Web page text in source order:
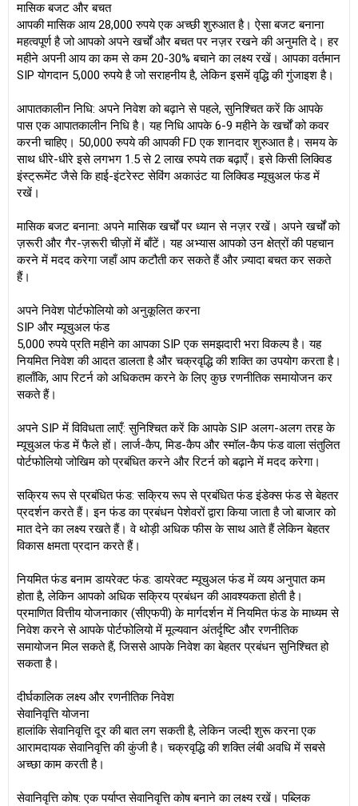
मासिक बजट और बचत
आपकी मासिक आय 28,000 रुपये एक अच्छी शुरुआत है। ऐसा बजट बनाना
महत्वपूर्ण है जो आपको अपने खर्चों और बचत पर नज़र रखने की अनुमति दे। हर
महीने अपनी आय का कम से कम 20-30% बचाने का लक्ष्य रखें। आपका वर्तमान
SIP योगदान 5,000 रुपये है जो सराहनीय है, लेकिन इसमें वृद्धि की गुंजाइश है।
आपातकालीन निधि: अपने निवेश को बढ़ाने से पहले, सुनिश्चित करें कि आपके
पास एक आपातकालीन निधि है। यह निधि आपके 6-9 महीने के खर्चों को कवर
करनी चाहिए। 50,000 रुपये की आपकी FD एक शानदार शुरुआत है। समय के
साथ धीरे-धीरे इसे लगभग 1.5 से 2 लाख रुपये तक बढ़ाएँ। इसे किसी लिक्विड
इंस्ट्रूमेंट जैसे कि हाई-इंटरेस्ट सेविंग अकाउंट या लिक्विड म्यूचुअल फंड में
रखें।
मासिक बजट बनाना: अपने मासिक खर्चों पर ध्यान से नज़र रखें। अपने खर्चों को
ज़रूरी और गैर-ज़रूरी चीज़ों में बाँटें। यह अभ्यास आपको उन क्षेत्रों की पहचान
करने में मदद करेगा जहाँ आप कटौती कर सकते हैं और ज़्यादा बचत कर सकते
हैं।
अपने निवेश पोर्टफोलियो को अनुकूलित करना
SIP और म्यूचुअल फंड
5,000 रुपये प्रति महीने का आपका SIP एक समझदारी भरा विकल्प है। यह
नियमित निवेश की आदत डालता है और चक्रवृद्धि की शक्ति का उपयोग करता है।
हालाँकि, आप रिटर्न को अधिकतम करने के लिए कुछ रणनीतिक समायोजन कर
सकते हैं।
अपने SIP में विविधता लाएँ: सुनिश्चित करें कि आपके SIP अलग-अलग तरह के
म्यूचुअल फंड में फैले हों। लार्ज-कैप, मिड-कैप और स्मॉल-कैप फंड वाला संतुलित
पोर्टफोलियो जोखिम को प्रबंधित करने और रिटर्न को बढ़ाने में मदद करेगा।
सक्रिय रूप से प्रबंधित फंड: सक्रिय रूप से प्रबंधित फंड इंडेक्स फंड से बेहतर
प्रदर्शन करते हैं। इन फंड का प्रबंधन पेशेवरों द्वारा किया जाता है जो बाजार को
मात देने का लक्ष्य रखते हैं। वे थोड़ी अधिक फीस के साथ आते हैं लेकिन बेहतर
विकास क्षमता प्रदान करते हैं।
नियमित फंड बनाम डायरेक्ट फंड: डायरेक्ट म्यूचुअल फंड में व्यय अनुपात कम
होता है, लेकिन आपको अधिक सक्रिय प्रबंधन की आवश्यकता होती है।
प्रमाणित वित्तीय योजनाकार (सीएफपी) के मार्गदर्शन में नियमित फंड के माध्यम से
निवेश करने से आपके पोर्टफोलियो में मूल्यवान अंतर्दृष्टि और रणनीतिक
समायोजन मिल सकते हैं, जिससे आपके निवेश का बेहतर प्रबंधन सुनिश्चित हो
सकता है।
दीर्घकालिक लक्ष्य और रणनीतिक निवेश
सेवानिवृत्ति योजना
हालांकि सेवानिवृत्ति दूर की बात लग सकती है, लेकिन जल्दी शुरू करना एक
आरामदायक सेवानिवृत्ति की कुंजी है। चक्रवृद्धि की शक्ति लंबी अवधि में सबसे
अच्छा काम करती है।
सेवानिवृत्ति कोष: एक पर्याप्त सेवानिवृत्ति कोष बनाने का लक्ष्य रखें। पब्लिक